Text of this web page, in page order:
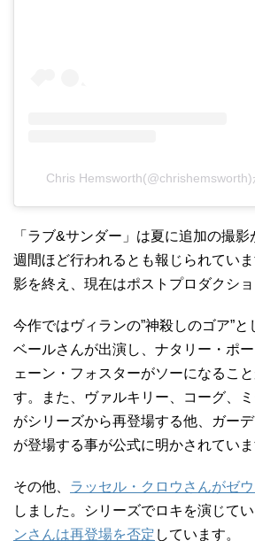
Chris
「ラブ&サンダー」は夏に追加の撮
週間ほど行われるとも報じられてい
影を終え、現在はポストプロダクショ
今作ではヴィランの”神殺しのゴア”と
ベールさんが出演し、ナタリー・ポ
ェーン・フォスターがソーになるこ
す。また、ヴァルキリー、コーグ、
がシリーズから再登場する他、ガー
が登場する事が公式に明かされていま
その他、 ラッセル・クロウさんがゼ
しました。シリーズでロキを演じてい
ンさんは再登場を否定 しています。